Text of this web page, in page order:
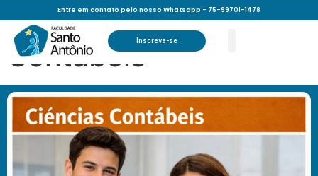
Entre em contato pelo nosso Whatsapp - 75-99701-1478
Inscreva-se
Curso de Ciências
Contábeis